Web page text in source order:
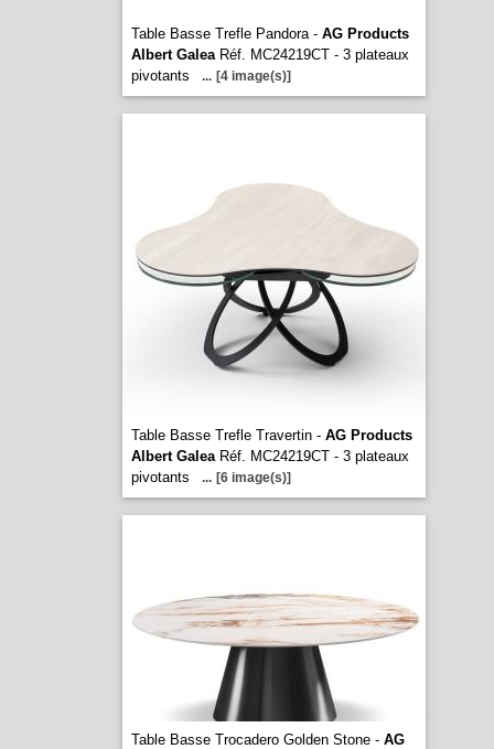
Table Basse Trefle Pandora - AG Products
Albert GaleaRéf. MC24219CT - 3 plateaux
pivotants
... [4 image(s)]
Table Basse Trefle Travertin - AG Products
Albert GaleaRéf. MC24219CT - 3 plateaux
pivotants
... [6 image(s)]
Table Basse Trocadero Golden Stone - AG